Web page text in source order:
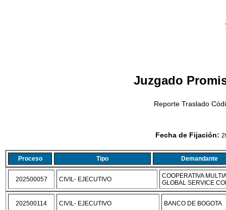
Juzgado
Reporte Traslado
Fecha de Fijación:
Proceso Tipo Demandante
202500057 CIVIL- EJECUTIVO
COOPERATIVA
GLOBAL SERVICE
202500114 CIVIL- EJECUTIVO BANCO DE BOGOTA